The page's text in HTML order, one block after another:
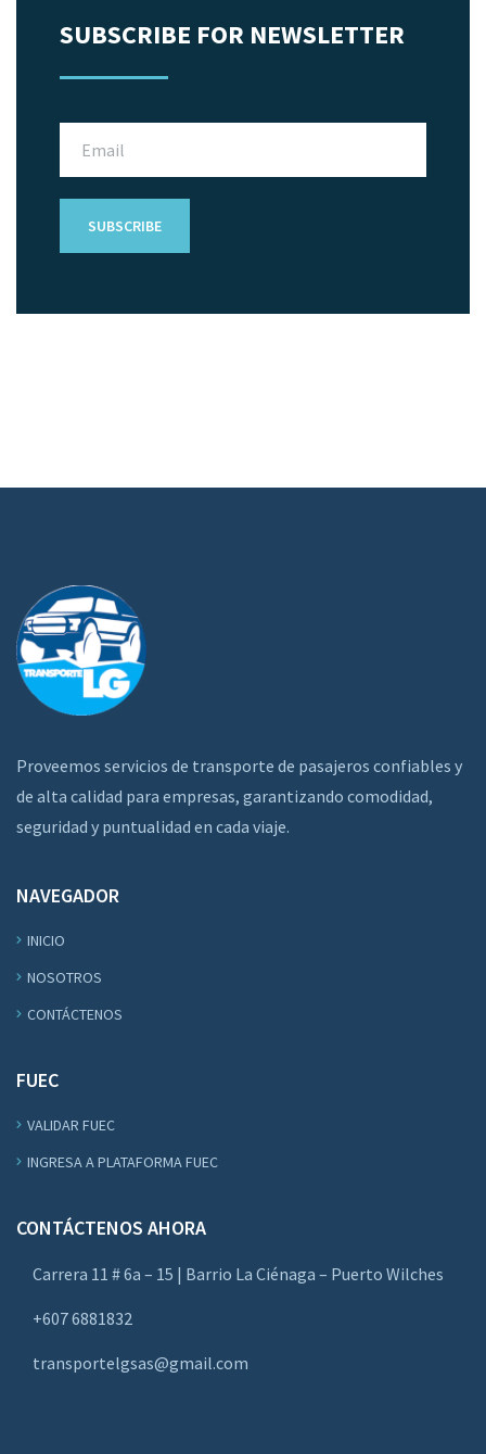
SUBSCRIBE FOR NEWSLETTER
Proveemos servicios de transporte de pasajeros confiables y
de alta calidad para empresas, garantizando comodidad,
seguridad y puntualidad en cada viaje.
NAVEGADOR
INICIO
NOSOTROS
CONTÁCTENOS
FUEC
VALIDAR FUEC
INGRESA A PLATAFORMA FUEC
CONTÁCTENOS AHORA
Carrera 11 # 6a – 15 | Barrio La Ciénaga – Puerto Wilches
+607 6881832
transportelgsas@gmail.com